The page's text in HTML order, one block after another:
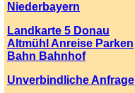
Niederbayern
Landkarte 5 Donau
Altmühl Anreise Parken
Bahn Bahnhof
Unverbindliche Anfrage